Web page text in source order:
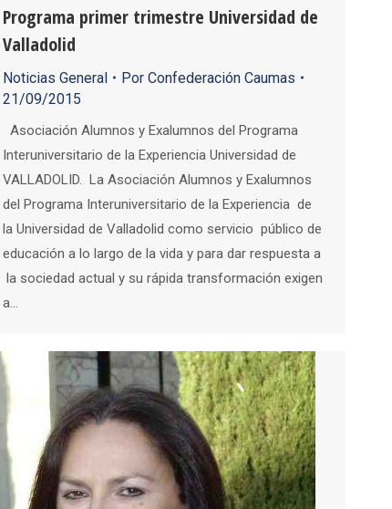
Programa primer trimestre Universidad de
Valladolid
Noticias General Por Confederación Caumas
21/09/2015
Asociación Alumnos y Exalumnos del Programa
Interuniversitario de la Experiencia Universidad de
VALLADOLID. La Asociación Alumnos y Exalumnos
del Programa Interuniversitario de la Experiencia de
la Universidad de Valladolid como servicio público de
educación a lo largo de la vida y para dar respuesta a
la sociedad actual y su rápida transformación exigen
a…